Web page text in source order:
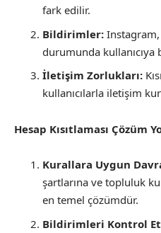
fark edilir.
Bildirimler: Instagram,
durumunda
İletişim Zorlukları:
kullanıcılarla iletişim
Hesap Kısıtlaması Çözüm
Kurallara Uygun
şartlarına ve topluluk
en temel çözümdür.
Bildirimleri Kontrol